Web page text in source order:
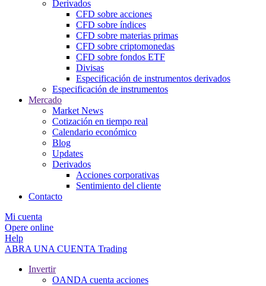
Derivados
CFD sobre acciones
CFD sobre índices
CFD sobre materias primas
CFD sobre criptomonedas
CFD sobre fondos ETF
Divisas
Especificación de instrumentos derivados
Especificación de instrumentos
Mercado
Market News
Cotización en tiempo real
Calendario económico
Blog
Updates
Derivados
Acciones corporativas
Sentimiento del cliente
Contacto
Mi cuenta
Opere online
Help
ABRA UNA CUENTA Trading
Invertir
OANDA cuenta acciones